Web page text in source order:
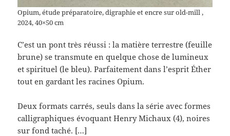
Opium, étude préparatoire, digraphie et encre sur old-mill ,
2024, 40×50 cm
C’est un pont très réussi : la matière terrestre (feuille
brune) se transmute en quelque chose de lumineux
et spirituel (le bleu). Parfaitement dans l’esprit Éther
tout en gardant les racines Opium.
Deux formats carrés, seuls dans la série avec formes
calligraphiques évoquant Henry Michaux (4), noires
sur fond taché. […]